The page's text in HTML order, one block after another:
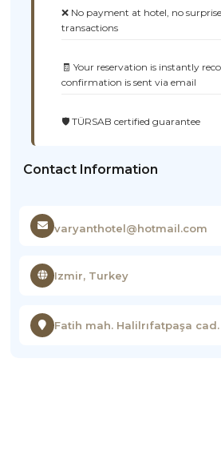
❌ No payment at hotel, no
transactions
🧾 Your reservation is instantly
confirmation is sent via email
🛡️ TÜRSAB certified guarantee
Contact Information
varyanthotel@hotmail.com
Izmir, Turkey
Fatih mah. Halilrıfatpaşa cad.